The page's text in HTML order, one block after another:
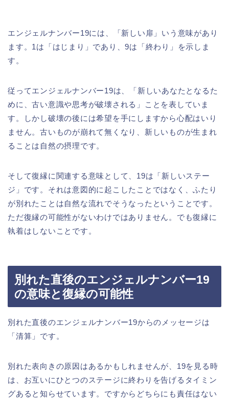
エンジェルナンバー19には、「新しい扉」いう意味があり
ます。1は「はじまり」であり、9は「終わり」を示しま
す。
従ってエンジェルナンバー19は、「新しいあなたとなるた
めに、古い意識や思考が破壊される」ことを表していま
す。しかし破壊の後には希望を手にしますから心配はいり
ません。古いものが崩れて無くなり、新しいものが生まれ
ることは自然の摂理です。
そして復縁に関連する意味として、19は「新しいステー
ジ」です。それは意図的に起こしたことではなく、ふたり
が別れたことは自然な流れでそうなったということです。
ただ復縁の可能性がないわけではありません。でも復縁に
執着はしないことです。
別れた直後のエンジェルナンバー19
の意味と復縁の可能性
別れた直後のエンジェルナンバー19からのメッセージは
「清算」です。
別れた表向きの原因はあるかもしれませんが、19を見る時
は、お互いにひとつのステージに終わりを告げるタイミン
グあると知らせています。ですからどちらにも責任はない